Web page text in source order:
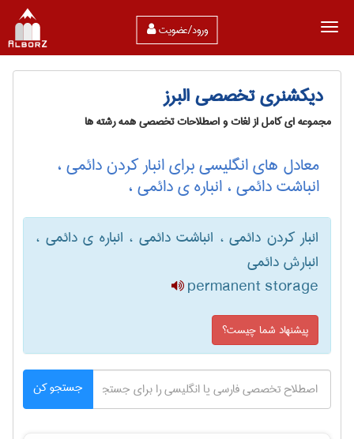
ورود/عضویت
دیکشنری تخصصی البرز
مجموعه ای کامل از لغات و اصطلاحات تخصصی همه رشته ها
معادل های انگلیسی برای انبار کردن دائمی ،
انباشت دائمی ، انباره ی دائمی ،
انبار کردن دائمی ، انباشت دائمی ، انباره ی دائمی ،
انبارش دائمی
permanent storage
پیشنهاد شما چیست؟
جستجو کن